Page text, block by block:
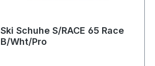
Ski Schuhe S/RACE 65 Race
B/Wht/Pro